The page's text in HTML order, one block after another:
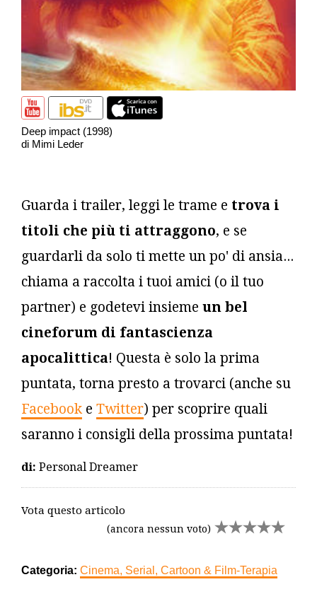
Deep impact (1998)
di Mimi Leder
Guarda i trailer, leggi le trame e trova i
titoli che più ti attraggono, e se
guardarli da solo ti mette un po' di ansia...
chiama a raccolta i tuoi amici (o il tuo
partner) e godetevi insieme un bel
cineforum di fantascienza
apocalittica! Questa è solo la prima
puntata, torna presto a trovarci (anche su
Facebooke Twitter) per scoprire quali
saranno i consigli della prossima puntata!
di: Personal Dreamer
Vota questo articolo
(ancora nessun voto)
Categoria: Cinema, Serial, Cartoon & Film-Terapia